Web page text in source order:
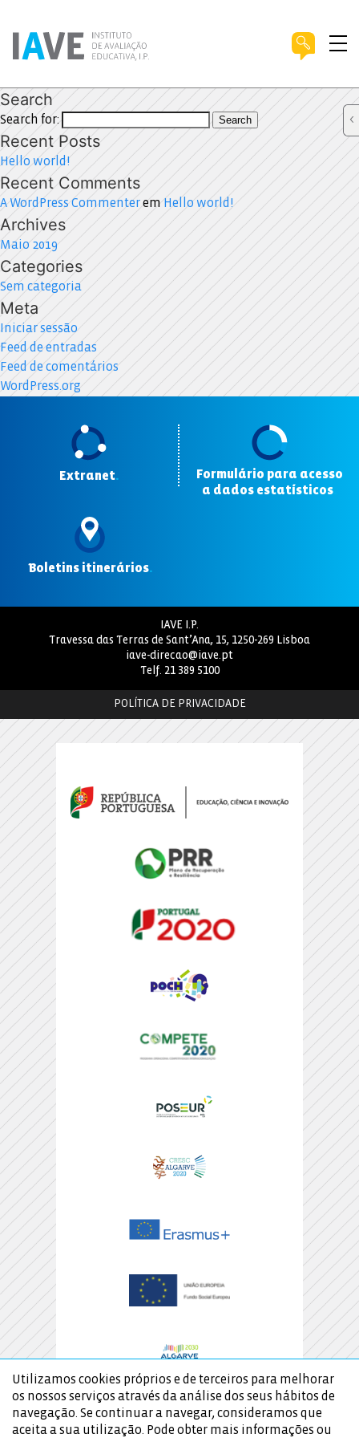
Search
Search for: Search
Recent Posts
Hello world!
Recent Comments
A WordPress Commenterem Hello world!
Archives
Maio 2019
Categories
Sem categoria
Meta
Iniciar sessão
Feed de entradas
Feed de comentários
WordPress.org
Extranet.
Formulário para acesso
a dados estatísticos
Boletins itinerários.
IAVE I.P.
Travessa das Terras de Sant’Ana, 15, 1250-269 Lisboa
iave-direcao@iave.pt
Telf. 21 389 5100
POLÍTICA DE PRIVACIDADE
Utilizamos cookies próprios e de terceiros para melhorar
os nossos serviços através da análise dos seus hábitos de
navegação. Se continuar a navegar, consideramos que
aceita a sua utilização. Pode obter mais informações ou